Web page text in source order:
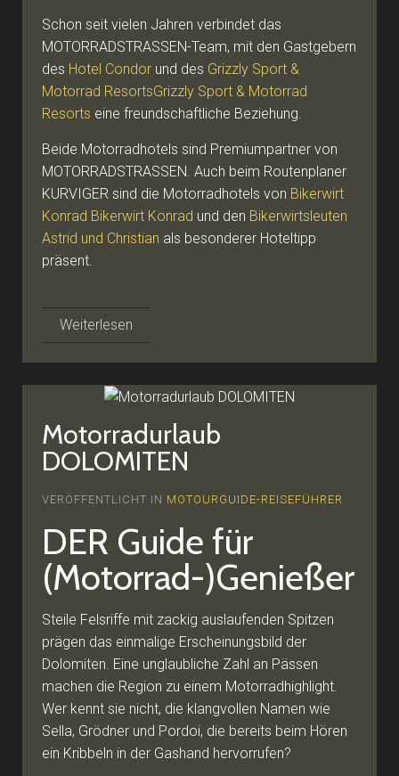
Schon seit vielen Jahren verbindet das
MOTORRADSTRASSEN-Team, mit den Gastgebern
des Hotel Condor und des Grizzly Sport &
Motorrad ResortsGrizzly Sport & Motorrad
Resorts eine freundschaftliche Beziehung.
Beide Motorradhotels sind Premiumpartner von
MOTORRADSTRASSEN. Auch beim Routenplaner
KURVIGER sind die Motorradhotels von Bikerwirt
Konrad Bikerwirt Konrad und den Bikerwirtsleuten
Astrid und Christian als besonderer Hoteltipp
präsent.
Weiterlesen
Motorradurlaub
DOLOMITEN
VERÖFFENTLICHT IN MOTOURGUIDE-REISEFÜHRER
DER Guide für
(Motorrad-)Genießer
Steile Felsriffe mit zackig auslaufenden Spitzen
prägen das einmalige Erscheinungsbild der
Dolomiten. Eine unglaubliche Zahl an Pässen
machen die Region zu einem Motorradhighlight.
Wer kennt sie nicht, die klangvollen Namen wie
Sella, Grödner und Pordoi, die bereits beim Hören
ein Kribbeln in der Gashand hervorrufen?